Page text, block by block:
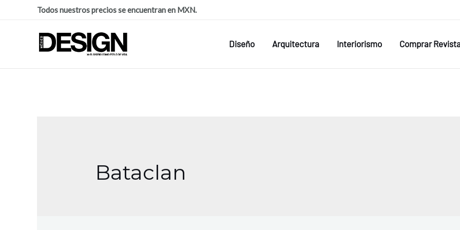
Todos nuestros precios se encuentran en MXN.
Diseño Arquitectura Interiorismo Comprar
Bataclan